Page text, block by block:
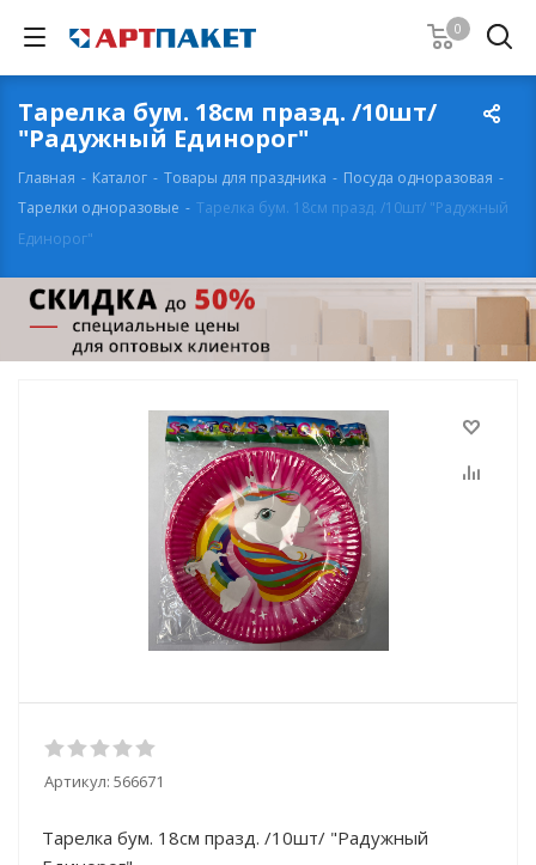
0
Тарелка бум. 18см празд. /10шт/
"Радужный Единорог"
Главная - Каталог - Товары для праздника - Посуда одноразовая -
Тарелки одноразовые - Тарелка бум. 18см празд. /10шт/ "Радужный
Единорог"
Артикул: 566671
Тарелка бум. 18см празд. /10шт/ "Радужный